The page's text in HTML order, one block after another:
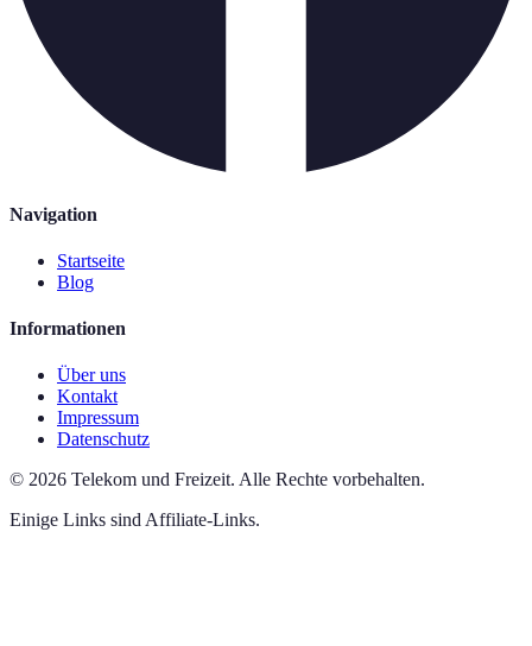
Navigation
Startseite
Blog
Informationen
Über uns
Kontakt
Impressum
Datenschutz
© 2026 Telekom und Freizeit. Alle Rechte vorbehalten.
Einige Links sind Affiliate-Links.